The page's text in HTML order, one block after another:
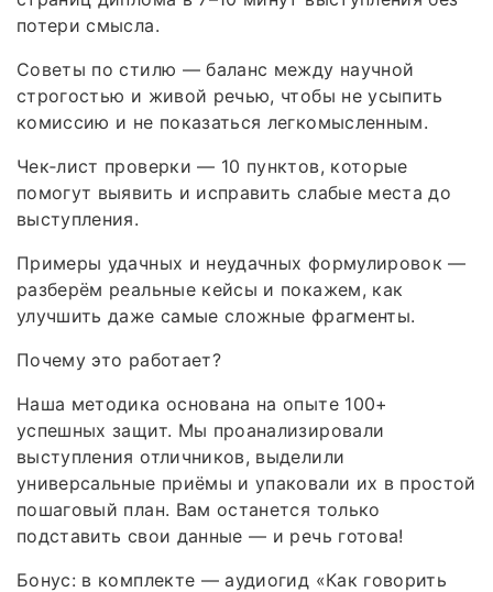
потери смысла.
Советы по стилю — баланс между научной
строгостью и живой речью, чтобы не усыпить
комиссию и не показаться легкомысленным.
Чек‑лист проверки — 10 пунктов, которые
помогут выявить и исправить слабые места до
выступления.
Примеры удачных и неудачных формулировок —
разберём реальные кейсы и покажем, как
улучшить даже самые сложные фрагменты.
Почему это работает?
Наша методика основана на опыте 100+
успешных защит. Мы проанализировали
выступления отличников, выделили
универсальные приёмы и упаковали их в простой
пошаговый план. Вам останется только
подставить свои данные — и речь готова!
Бонус: в комплекте — аудиогид «Как говорить